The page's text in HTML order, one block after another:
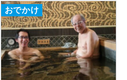
おでかけ